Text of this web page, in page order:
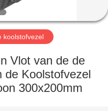
koolstofvezel
Vlot van de de
de Koolstofvezel
300x200mm